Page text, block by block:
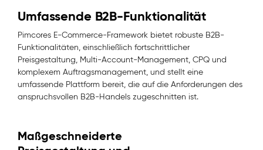
Umfassende B2B-Funktionalität
Pimcores E-Commerce-Framework bietet robuste B2B-
Funktionalitäten, einschließlich fortschrittlicher
Preisgestaltung, Multi-Account-Management, CPQ und
komplexem Auftragsmanagement, und stellt eine
umfassende Plattform bereit, die auf die Anforderungen des
anspruchsvollen B2B-Handels zugeschnitten ist.
Maßgeschneiderte